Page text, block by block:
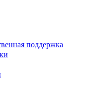
поддержка